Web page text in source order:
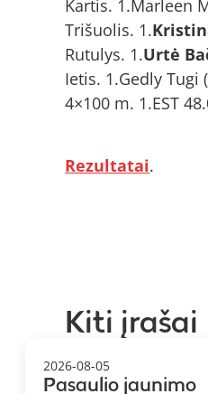
Kartis. 1.Marleen
Trišuolis. 1.
Rutulys. 1.Urtė
Ietis. 1.Gedly Tugi
4×100 m. 1.EST
Rezultatai.
Kiti įrašai
2026-08-05
Pasaulio jaunimo